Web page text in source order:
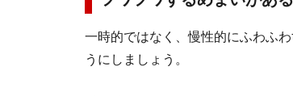
一時的ではなく、慢性的にふわふ
うにしましょう。